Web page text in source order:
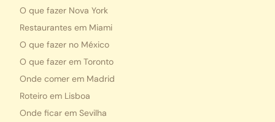
O que fazer Nova York
Restaurantes em Miami
O que fazer no México
O que fazer em Toronto
Onde comer em Madrid
Roteiro em Lisboa
Onde ficar em Sevilha